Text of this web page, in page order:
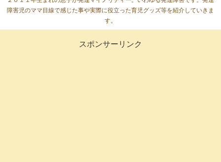
障害児のママ目線で感じた事や実際に役立った育児グッズ等を紹介していきま
す。
スポンサーリンク